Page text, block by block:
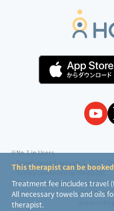
This therapist can be
Treatment fee includes travel
All necessary towels and oils
therapist.
※No.1 in Users
・Survey period:
January 1, 2024 -
・Survey conducted by:Wedia Inc.
・Surveyed companies:8
individuals